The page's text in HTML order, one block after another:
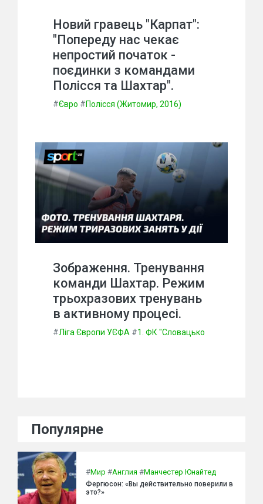
Новий гравець "Карпат":
"Попереду нас чекає
непростий початок -
поєдинки з командами
Полісся та Шахтар".
#Євро #Полісся (Житомир, 2016)
Зображення. Тренування
команди Шахтар. Режим
трьохразових тренувань
в активному процесі.
#Ліга Європи УЄФА #1. ФК "Словацько
Популярне
#Мир #Англия #Манчестер Юнайтед
Фергюсон: «Вы действительно поверили в
это?»